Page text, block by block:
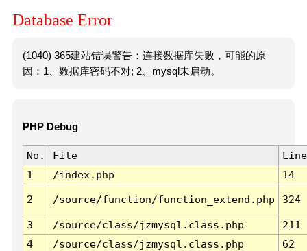
Database Error
(1040) 365建站错误警告：连接数据库失败，可能的原
因：1、数据库密码不对; 2、mysql未启动。
PHP Debug
No. File
Line
1
/index.php 14
2 /source/function/function_extend.php 324
3 /source/class/jzmysql.class.php
211
4
/source/class/jzmysql.class.php
62